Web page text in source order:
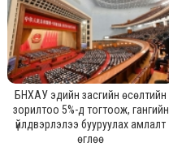
БНХАУ эдийн засгийн өсөлтийн
зорилтоо 5%-д тогтоож, гангийн
үйлдвэрлэлээ бууруулах амлалт
өглөө